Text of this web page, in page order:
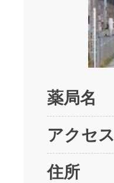
薬局名
アクセス
住所